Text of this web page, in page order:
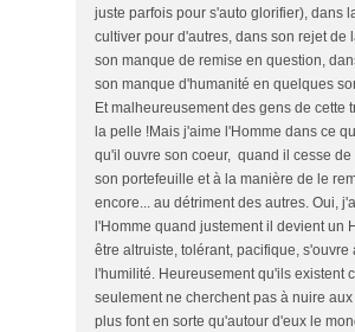
juste parfois pour s'auto glorifier), dans
cultiver pour d'autres, dans son rejet de
son manque de remise en question,
son manque d'humanité en quelques
Et malheureusement des gens de cette
la pelle !Mais j'aime l'Homme dans ce
qu'il ouvre son coeur, quand il cesse
son portefeuille et à la manière de le
encore... au détriment des autres. Oui,
l'Homme quand justement il devient un
être altruiste, tolérant, pacifique, s'ouvre
l'humilité. Heureusement qu'ils existent
seulement ne cherchent pas à nuire
plus font en sorte qu'autour d'eux le